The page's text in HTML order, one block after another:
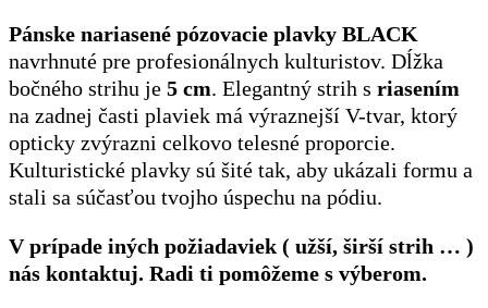
Pánske nariasené pózovacie plavky BLACK
navrhnuté pre profesionálnych kulturistov. Dĺžka
bočného strihu je 5 cm. Elegantný strih s riasením
na zadnej časti plaviek má výraznejší V-tvar, ktorý
opticky zvýrazni celkovo telesné proporcie.
Kulturistické plavky sú šité tak, aby ukázali formu a
stali sa súčasťou tvojho úspechu na pódiu.
V prípade iných požiadaviek ( užší, širší strih … )
nás kontaktuj. Radi ti pomôžeme s výberom.